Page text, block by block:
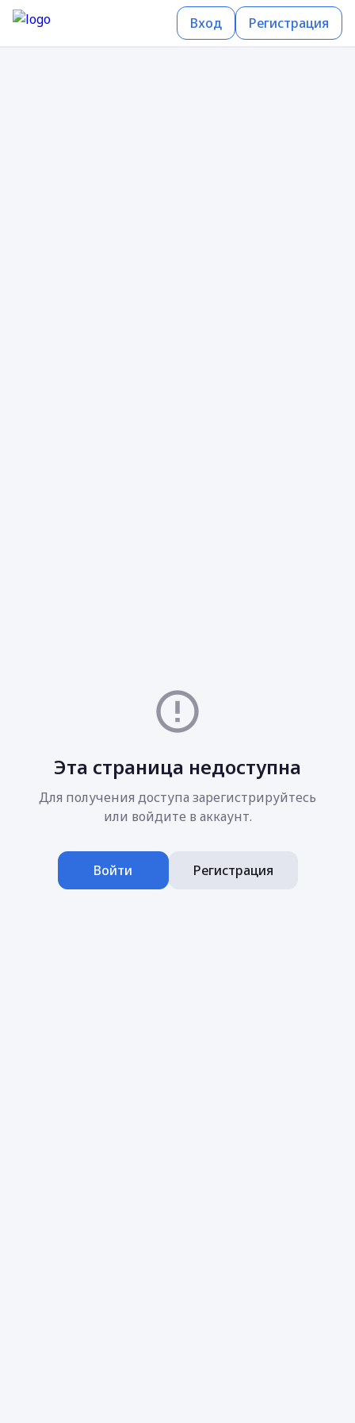
Вход Регистрация
Эта страница недоступна
Для получения доступа зарегистрируйтесь
или войдите в аккаунт.
Войти Регистрация